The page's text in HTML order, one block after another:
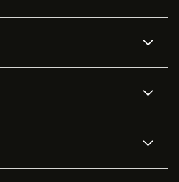
지식창고
이벤트 & 웨비나